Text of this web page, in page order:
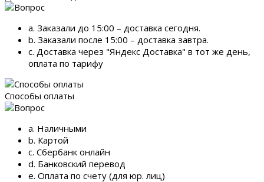
a. Заказали до 15:00 – доставка сегодня.
b. Заказали после 15:00 – доставка завтра.
c. Доставка через "Яндекс Доставка" в тот же день,
оплата по тарифу
Способы оплаты
a. Наличными
b. Картой
c. Сбербанк онлайн
d. Банковский перевод
e. Оплата по счету (для юр. лиц)